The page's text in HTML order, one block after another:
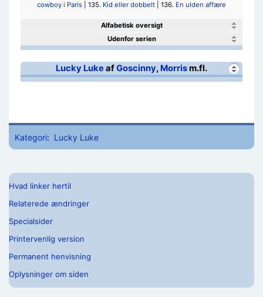
cowboy i Paris | 135. Kid eller dobbelt | 136. En ulden affære
Alfabetisk oversigt
Udenfor serien
Lucky Luke afGoscinny, Morrism.fl.
Kategori: Lucky Luke
Hvad linker hertil
Relaterede ændringer
Specialsider
Printervenlig version
Permanent henvisning
Oplysninger om siden